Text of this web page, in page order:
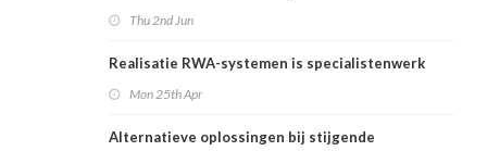
Thu 2nd Jun
Realisatie RWA-systemen is specialistenwerk
Mon 25th Apr
Alternatieve oplossingen bij stijgende